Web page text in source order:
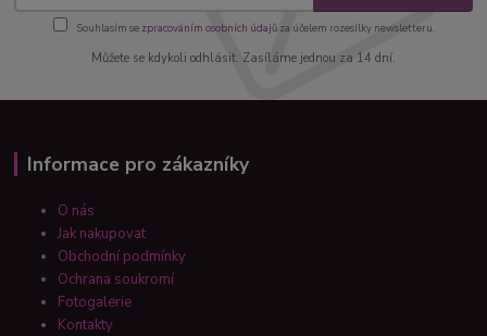
Souhlasím se zpracováním osobních údajůza účelem rozesílky newsletteru.
Můžete se kdykoli odhlásit. Zasíláme jednou za 14 dní.
Informace pro zákazníky
O nás
Jak nakupovat
Obchodní podmínky
Ochrana soukromí
Fotogalerie
Kontakty